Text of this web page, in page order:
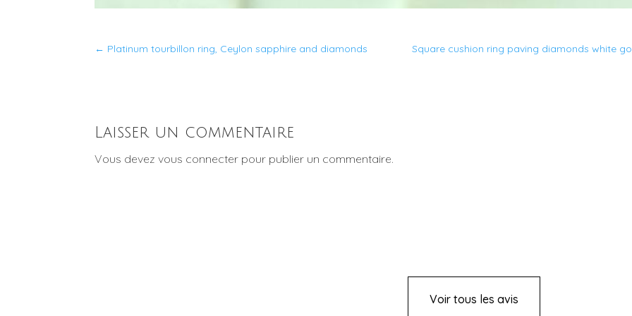
← Platinum tourbillon ring, Ceylon sapphire and diamonds Square cushion ring paving diamonds white
Laisser un commentaire
Vous devezvous connecter pour publier un commentaire.
Voir tous les avis